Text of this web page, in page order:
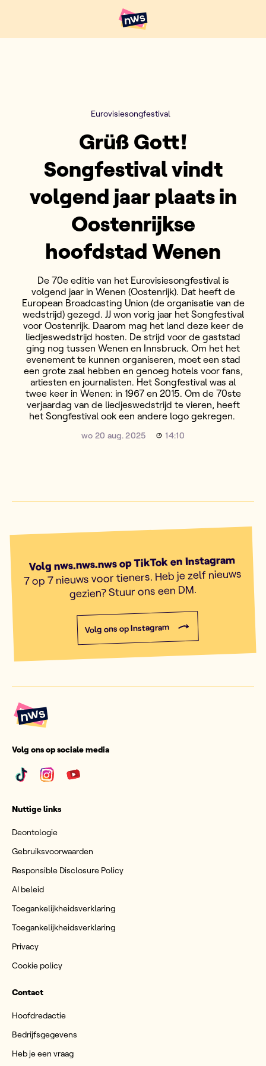
Hoofdpunten VRT NWS
Eurovisiesongfestival
Grüß Gott!
Songfestival vindt
volgend jaar plaats in
Oostenrijkse
hoofdstad Wenen
De 70e editie van het Eurovisiesongfestival is
volgend jaar in Wenen (Oostenrijk). Dat heeft de
European Broadcasting Union (de organisatie van de
wedstrijd) gezegd. JJ won vorig jaar het Songfestival
voor Oostenrijk. Daarom mag het land deze keer de
liedjeswedstrijd hosten. De strijd voor de gaststad
ging nog tussen Wenen en Innsbruck. Om het het
evenement te kunnen organiseren, moet een stad
een grote zaal hebben en genoeg hotels voor fans,
artiesten en journalisten. Het Songfestival was al
twee keer in Wenen: in 1967 en 2015. Om de 70ste
verjaardag van de liedjeswedstrijd te vieren, heeft
het Songfestival ook een andere logo gekregen.
wo 20 aug. 2025 14:10
Volg nws.nws.nws op TikTok en Instagram
7 op 7 nieuws voor tieners. Heb je zelf nieuws
gezien? Stuur ons een DM.
Volg ons op Instagram
Volg ons op sociale media
Nuttige links
Deontologie
Gebruiksvoorwaarden
Responsible Disclosure Policy
AI beleid
Toegankelijkheidsverklaring
Toegankelijkheidsverklaring
Privacy
Cookie policy
Contact
Hoofdredactie
Bedrijfsgegevens
Heb je een vraag